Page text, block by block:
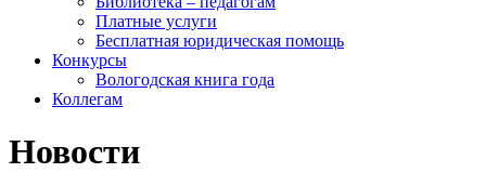
Платные услуги
Бесплатная юридическая помощь
Конкурсы
Вологодская книга года
Коллегам
Новости